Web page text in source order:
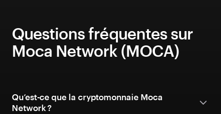
Questions fréquentes sur
Moca Network (MOCA)
Qu’est-ce que la cryptomonnaie Moca
Network ?